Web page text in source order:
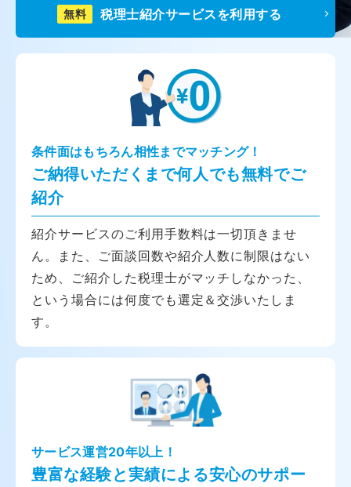
無料 税理士紹介サービスを利用する
条件面はもちろん相性までマッチング！
ご納得いただくまで何人でも無料でご
紹介
紹介サービスのご利用手数料は一切頂きませ
ん。また、ご面談回数や紹介人数に制限はない
ため、ご紹介した税理士がマッチしなかった、
という場合には何度でも選定＆交渉いたしま
す。
サービス運営20年以上！
豊富な経験と実績による安心のサポー